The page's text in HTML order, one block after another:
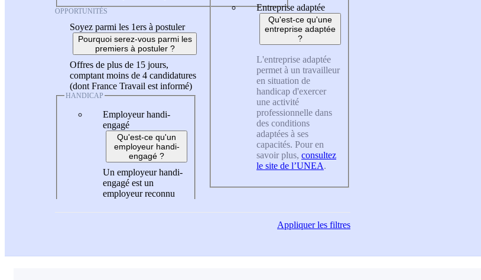
OPPORTUNITÉS
Soyez parmi les 1ers à postuler
Pourquoi serez-vous parmi les
premiers à postuler ?
Offres de plus de 15 jours,
comptant moins de 4 candidatures
(dont France Travail est informé)
HANDICAP
Employeur handi-
engagé
Qu'est-ce qu'un
employeur handi-
engagé ?
Un employeur handi-
engagé est un
employeur reconnu
Entreprise adaptée
Qu'est-ce qu'une
entreprise adaptée
?
L'entreprise adaptée
permet à un travailleur
en situation de
handicap d'exercer
une activité
professionnelle dans
des conditions
adaptées à ses
capacités. Pour en
savoir plus, consultez
le site de l’UNEA.
Appliquerles filtres